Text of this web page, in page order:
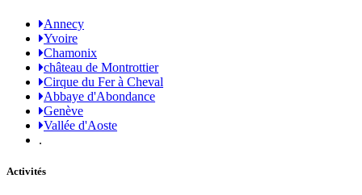
Annecy
Yvoire
Chamonix
château de Montrottier
Cirque du Fer à Cheval
Abbaye d'Abondance
Genève
Vallée d'Aoste
.
Activités